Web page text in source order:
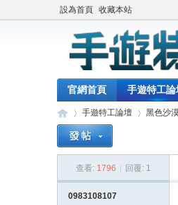
設為首頁 收藏本站
官網首頁 手遊特工論
手遊特工論壇
›
黑色沙
查看: 1796 回覆: 1
0983108107